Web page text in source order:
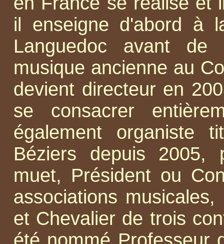
il enseigne d'abord à
Languedoc avant
musique ancienne au
devient directeur en
se consacrer
également organiste
Béziers depuis 2005,
muet, Président ou
associations
et Chevalier de trois